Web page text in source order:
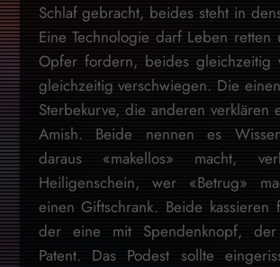
Schlaf gebracht, beides steht in
Eine Technologie darf Leben retten
Opfer fordern, beides gleichzeitig
gleichzeitig verschwiegen. Die
Sterbekurve, die anderen verklären
Amish. Beide nennen es
daraus «makellos» macht,
Heiligenschein, wer «Betrug»
einen Giftschrank. Beide
der eine mit Spendenknopf,
Patent. Das Podest sollte